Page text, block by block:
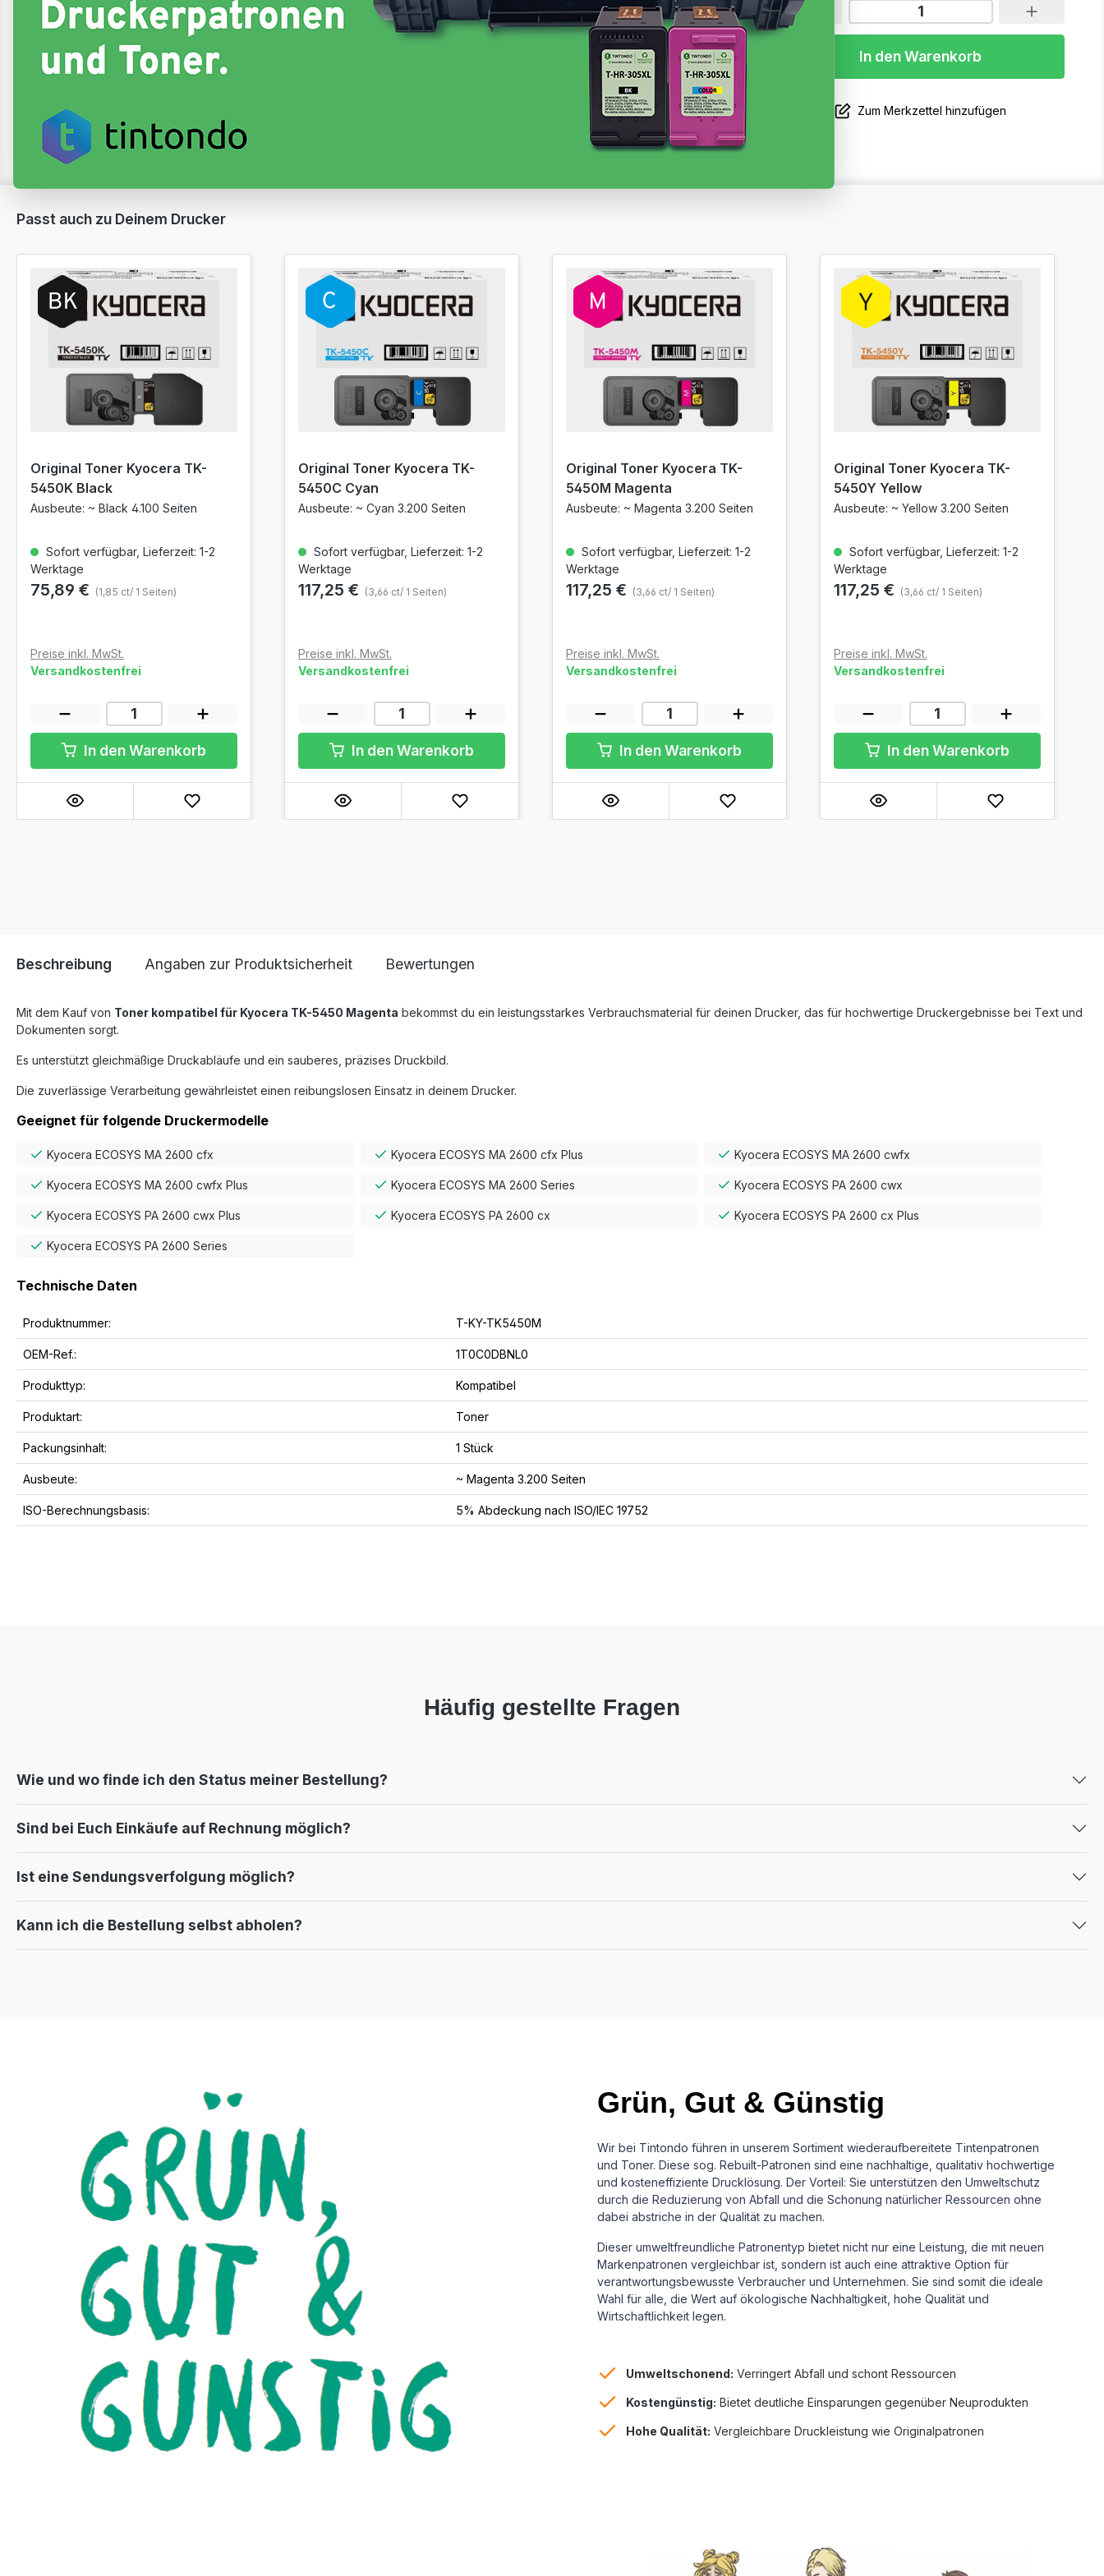
Sofort verfügbar, Lieferzeit: 1-2 Werktage
Sofort verfügbar, Lieferzeit: 1-2 Werktage
Sofort verfügbar, Lieferzeit: 1-2 Werktage
Weitere Variationen anzeigen
In den Warenkorb
Zum Merkzettel hinzufügen
Passt auch zu Deinem Drucker
Original Toner Kyocera TK-
5450K Black
Ausbeute: ~ Black 4.100 Seiten
Sofort verfügbar, Lieferzeit: 1-2
Werktage
75,89 € (1,85 ct/ 1 Seiten)
Preise inkl. MwSt.
Versandkostenfrei
In den Warenkorb
Original Toner Kyocera TK-
5450C Cyan
Ausbeute: ~ Cyan 3.200 Seiten
Sofort verfügbar, Lieferzeit: 1-2
Werktage
117,25 € (3,66 ct/ 1 Seiten)
Preise inkl. MwSt.
Versandkostenfrei
In den Warenkorb
Original Toner Kyocera TK-
5450M Magenta
Ausbeute: ~ Magenta 3.200 Seiten
Sofort verfügbar, Lieferzeit: 1-2
Werktage
117,25 € (3,66 ct/ 1 Seiten)
Preise inkl. MwSt.
Versandkostenfrei
In den Warenkorb
Original Toner Kyocera TK-
5450Y Yellow
Ausbeute: ~ Yellow 3.200 Seiten
Sofort verfügbar, Lieferzeit: 1-2
Werktage
117,25 € (3,66 ct/ 1 Seiten)
Preise inkl. MwSt.
Versandkostenfrei
In den Warenkorb
Beschreibung Angaben zur Produktsicherheit Bewertungen
Mit dem Kauf von Toner kompatibel für Kyocera TK-5450 Magenta bekommst du ein leistungsstarkes Verbrauchsmaterial für deinen Drucker, das für hochwertige Druckergebnisse bei Text und
Dokumenten sorgt.
Es unterstützt gleichmäßige Druckabläufe und ein sauberes, präzises Druckbild.
Die zuverlässige Verarbeitung gewährleistet einen reibungslosen Einsatz in deinem Drucker.
Geeignet für folgende Druckermodelle
Kyocera ECOSYS MA 2600 cfx Kyocera ECOSYS MA 2600 cfx Plus Kyocera ECOSYS MA 2600 cwfx
Kyocera ECOSYS MA 2600 cwfx Plus Kyocera ECOSYS MA 2600 Series Kyocera ECOSYS PA 2600 cwx
Kyocera ECOSYS PA 2600 cwx Plus Kyocera ECOSYS PA 2600 cx Kyocera ECOSYS PA 2600 cx Plus
Kyocera ECOSYS PA 2600 Series
Technische Daten
Produktnummer: T-KY-TK5450M
OEM-Ref.: 1T0C0DBNL0
Produkttyp: Kompatibel
Produktart: Toner
Packungsinhalt: 1 Stück
Ausbeute: ~ Magenta 3.200 Seiten
ISO-Berechnungsbasis: 5% Abdeckung nach ISO/IEC 19752
Häufig gestellte Fragen
Wie und wo finde ich den Status meiner Bestellung?
Sind bei Euch Einkäufe auf Rechnung möglich?
Ist eine Sendungsverfolgung möglich?
Kann ich die Bestellung selbst abholen?
Grün, Gut & Günstig
Wir bei Tintondo führen in unserem Sortiment wiederaufbereitete Tintenpatronen
und Toner. Diese sog. Rebuilt-Patronen sind eine nachhaltige, qualitativ hochwertige
und kosteneffiziente Drucklösung. Der Vorteil: Sie unterstützen den Umweltschutz
durch die Reduzierung von Abfall und die Schonung natürlicher Ressourcen ohne
dabei abstriche in der Qualität zu machen.
Dieser umweltfreundliche Patronentyp bietet nicht nur eine Leistung, die mit neuen
Markenpatronen vergleichbar ist, sondern ist auch eine attraktive Option für
verantwortungsbewusste Verbraucher und Unternehmen. Sie sind somit die ideale
Wahl für alle, die Wert auf ökologische Nachhaltigkeit, hohe Qualität und
Wirtschaftlichkeit legen.
Umweltschonend: Verringert Abfall und schont Ressourcen
Kostengünstig: Bietet deutliche Einsparungen gegenüber Neuprodukten
Hohe Qualität: Vergleichbare Druckleistung wie Originalpatronen